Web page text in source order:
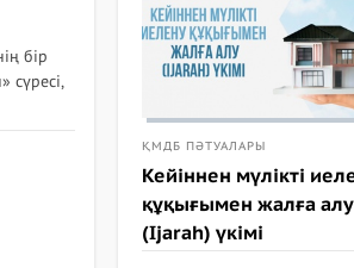
бір
сүресі,
ҚМДБ ПӘТУАЛАРЫ
Кейіннен мүлікті
құқығымен жалға алу
(Ijarah) үкімі